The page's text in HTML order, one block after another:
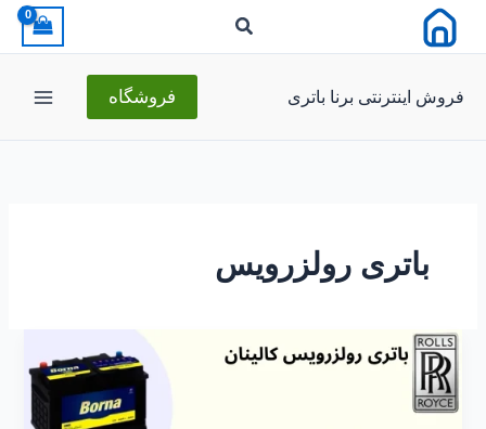
فروش اینترنتی برنا باتری فروشگاه
باتری رولزرویس